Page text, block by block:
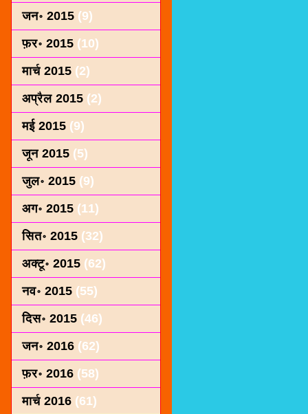
जन॰ 2015 (9)
फ़र॰ 2015 (10)
मार्च 2015 (2)
अप्रैल 2015 (2)
मई 2015 (9)
जून 2015 (5)
जुल॰ 2015 (9)
अग॰ 2015 (11)
सित॰ 2015 (32)
अक्टू॰ 2015 (62)
नव॰ 2015 (55)
दिस॰ 2015 (46)
जन॰ 2016 (62)
फ़र॰ 2016 (58)
मार्च 2016 (61)